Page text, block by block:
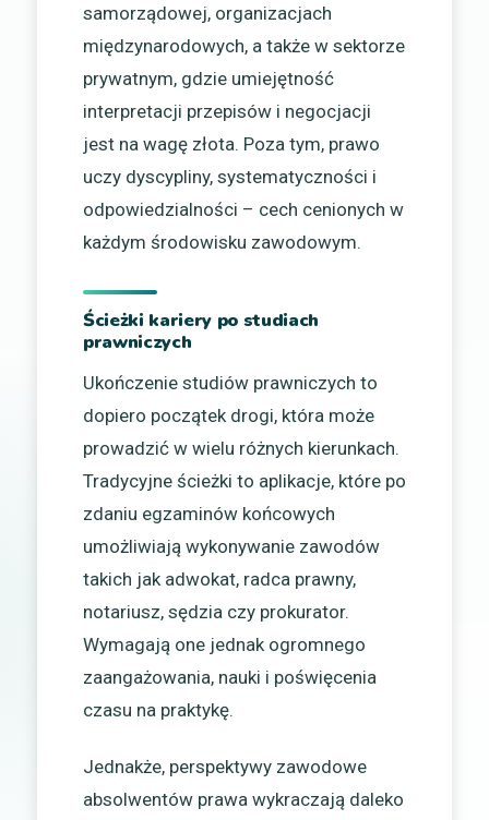
samorządowej, organizacjach
międzynarodowych, a także w sektorze
prywatnym, gdzie umiejętność
interpretacji przepisów i negocjacji
jest na wagę złota. Poza tym, prawo
uczy dyscypliny, systematyczności i
odpowiedzialności – cech cenionych w
każdym środowisku zawodowym.
Ścieżki kariery po studiach
prawniczych
Ukończenie studiów prawniczych to
dopiero początek drogi, która może
prowadzić w wielu różnych kierunkach.
Tradycyjne ścieżki to aplikacje, które po
zdaniu egzaminów końcowych
umożliwiają wykonywanie zawodów
takich jak adwokat, radca prawny,
notariusz, sędzia czy prokurator.
Wymagają one jednak ogromnego
zaangażowania, nauki i poświęcenia
czasu na praktykę.
Jednakże, perspektywy zawodowe
absolwentów prawa wykraczają daleko